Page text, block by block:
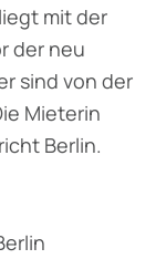
mit der
der neu
sind von der
Mieterin
Berlin.